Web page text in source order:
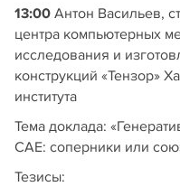
13:00 Антон Васильев,
центра компьютерных
исследования и
конструкций «Тензор»
института
Тема доклада:
CAE: cоперники или
Тезисы: